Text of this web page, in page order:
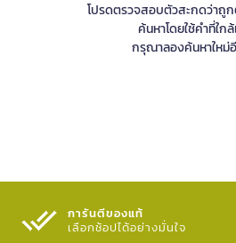
โปรดตรวจสอบตัวสะกดว่าถู
ค้นหาโดยใช้คำที่ใก
กรุณาลองค้นหาใหม่
การันตีของแท้
เลือกช้อปได้อย่างมั่นใจ​